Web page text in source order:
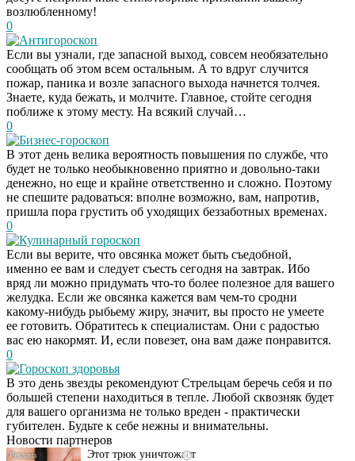
возлюбленному!
0
Антигороскоп
Если вы узнали, где запасной выход, совсем необязательно
сообщать об этом всем остальным. А то вдруг случится
пожар, паника и возле запасного выхода начнется толчея.
Знаете, куда бежать, и молчите. Главное, стойте сегодня
поближе к этому месту. На всякий случай…
0
Бизнес-гороскоп
В этот день велика вероятность повышения по службе, что
будет не только необыкновенно приятно и довольно-таки
денежно, но еще и крайне ответственно и сложно. Поэтому
не спешите радоваться: вполне возможно, вам, напротив,
пришла пора грустить об уходящих беззаботных временах.
0
Кулинарный гороскоп
Если вы верите, что овсянка может быть съедобной,
именно ее вам и следует съесть сегодня на завтрак. Ибо
вряд ли можно придумать что-то более полезное для вашего
желудка. Если же овсянка кажется вам чем-то сродни
какому-нибудь рыбьему жиру, значит, вы просто не умеете
ее готовить. Обратитесь к специалистам. Они с радостью
вас ею накормят. И, если повезет, она вам даже понравится.
0
Гороскоп здоровья
В это день звезды рекомендуют Стрельцам беречь себя и по
большей степени находиться в тепле. Любой сквозняк будет
для вашего организма не только вреден - практически
губителен. Будьте к себе нежны и внимательны.
Новости партнеров
Даже самый
запущенный грибок
исчезнет с корнем,
если перед сном…
i
Этот трюк уничтожает